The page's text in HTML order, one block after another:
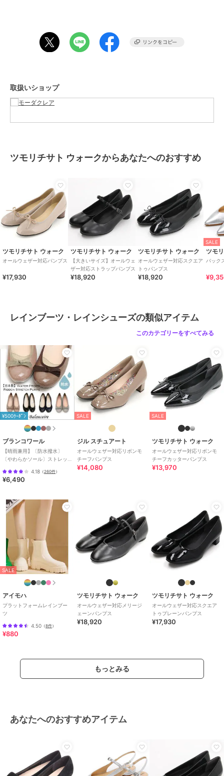
取扱いショップ
ツモリチサト ウォークからあなたへのおすすめ
ツモリチサト ウォーク
オールウェザー対応パンプス
¥17,930
ツモリチサト ウォーク
【大きいサイズ】オールウェ
ザー対応ストラップパンプス
¥18,920
ツモリチサト ウォーク
オールウェザー対応スクエア
トゥパンプス
¥18,920
SALE
ツモ
バック
レインブーツ・レインシューズの類似アイテム
このカテゴリーをすべてみる
¥500ｸｰﾎﾟﾝ
ブランコワール
【晴雨兼用】〔防水撥水〕
〔やわらかソール〕ストレッ
4.18 （260件）
¥6,490
SALE
ジル スチュアート
オールウェザー対応リボンモ
チーフパンプス
¥14,080
SALE
ツモリチサト ウォーク
オールウェザー対応リボンモ
チーフカッターパンプス
¥13,970
SALE
アイモハ
プラットフォームレインブー
ツ
4.50 （8件）
¥880
ツモリチサト ウォーク
オールウェザー対応メリージ
ェーンパンプス
¥18,920
ツモリチサト ウォーク
オールウェザー対応スクエア
トゥプレーンパンプス
¥17,930
もっとみる
あなたへのおすすめアイテム